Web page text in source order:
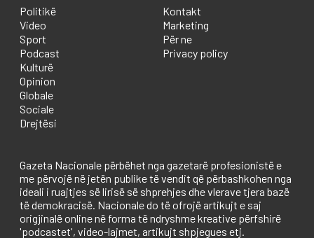
Politikë
Video
Sport
Podcast
Kulturë
Opinion
Globale
Sociale
Drejtësi
Kontakt
Marketing
Për ne
Privacy policy
Gazeta Nacionale përbëhet nga gazetarë profesionistë e
me përvojë në jetën publike të vendit që përbashkohen nga
ideali i ruajtjes së lirisë së shprehjes dhe vlerave tjera bazë
të demokracisë. Nacionale do të ofrojë artikujt e saj
origjinalë online në forma të ndryshme kreative përfshirë
'podcastet', video-lajmet, artikujt shpjegues etj.